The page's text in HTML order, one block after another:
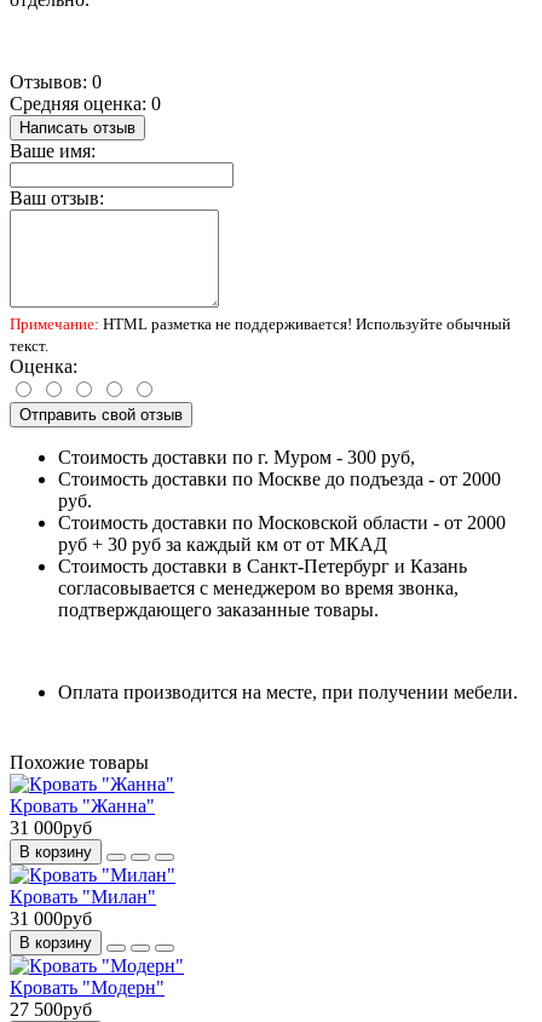
Отзывов: 0
Средняя оценка: 0
Написать отзыв
Ваше имя:
Ваш отзыв:
Примечание: HTML разметка не поддерживается! Используйте обычный
текст.
Оценка:
Отправить свой отзыв
Стоимость доставки по г. Муром - 300 руб,
Стоимость доставки по Москве до подъезда - от 2000
руб.
Стоимость доставки по Московской области - от 2000
руб + 30 руб за каждый км от от МКАД
Стоимость доставки в Санкт-Петербург и Казань
согласовывается с менеджером во время звонка,
подтверждающего заказанные товары.
Оплата производится на месте, при получении мебели.
Похожие товары
Кровать "Жанна"
31 000руб
В корзину
Кровать "Милан"
31 000руб
В корзину
Кровать "Модерн"
27 500руб